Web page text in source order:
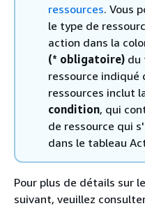
ressources. Vous
le type de
action dans la
(* obligatoire) du
ressource indiqué
ressources inclut
condition, qui
de ressource qui
dans le tableau
Pour plus de détails sur
suivant, veuillez